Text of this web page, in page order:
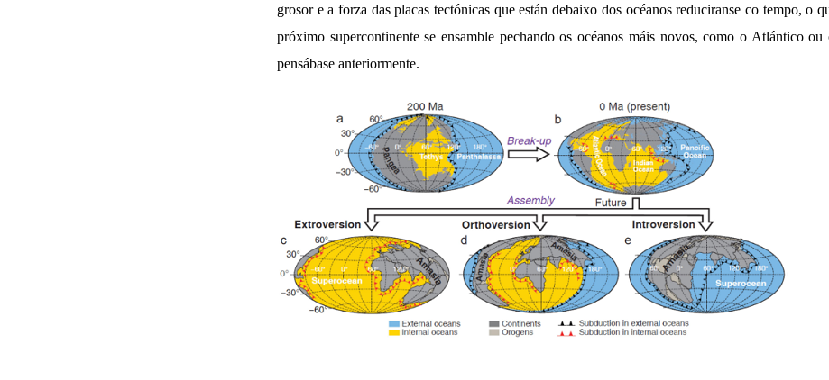
grosor e a forza das placas tectónicas que están debaixo dos océanos reduciranse co tempo, o
próximo supercontinente se ensamble pechando os océanos máis novos, como o Atlántico
pensábase anteriormente.